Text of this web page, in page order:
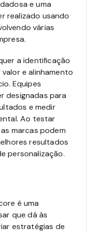
e uma
realizado usando
várias
a identificação
e alinhamento
Equipes
designadas para
e medir
Ao testar
marcas podem
resultados
personalização.
é uma
que dá às
estratégias de